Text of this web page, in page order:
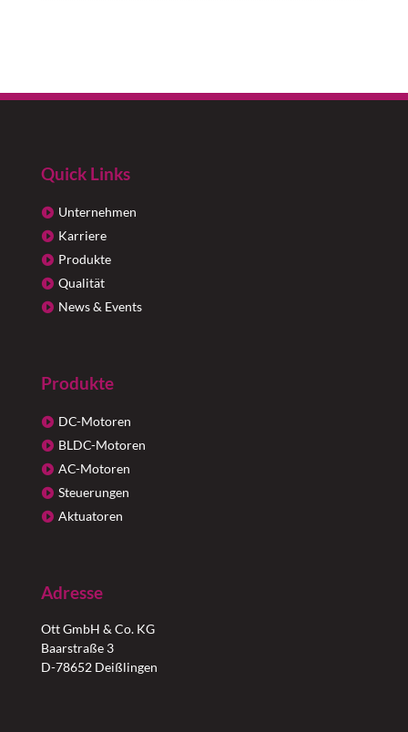
Quick Links
Unternehmen
Karriere
Produkte
Qualität
News & Events
Produkte
DC-Motoren
BLDC-Motoren
AC-Motoren
Steuerungen
Aktuatoren
Adresse
Ott GmbH & Co. KG
Baarstraße 3
D-78652 Deißlingen